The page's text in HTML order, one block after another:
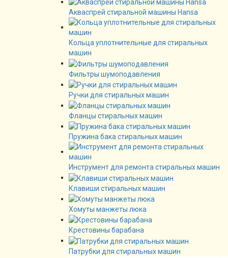
Акваспрей стиральной машины Hansa
Кольца уплотнительные для стиральных
машин
Фильтры шумоподавления
Ручки для стиральных машин
Фланцы стиральных машин
Пружина бака стиральных машин
Инструмент для ремонта стиральных машин
Клавиши стиральных машин
Хомуты манжеты люка
Крестовины барабана
Патрубки для стиральных машин